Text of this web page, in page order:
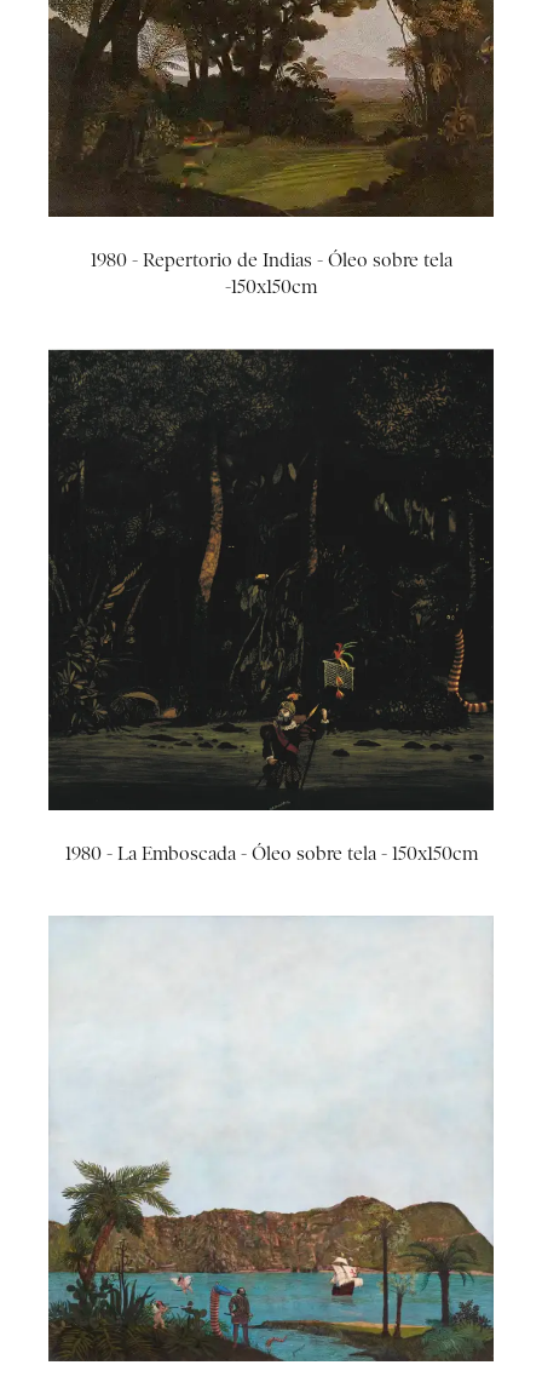
1980 - Repertorio de Indias - Óleo sobre tela
-150x150cm
1980 - La Emboscada - Óleo sobre tela - 150x150cm